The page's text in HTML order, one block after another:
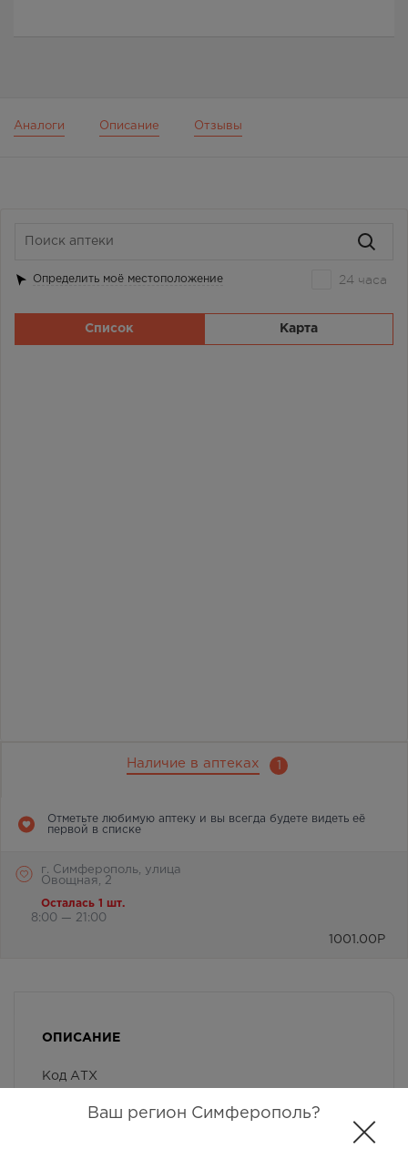
Ваш регион Симферополь?
Аналоги Описание Отзывы
Наличие в аптеках 1
Отметьте любимую аптеку и вы всегда будете видеть её
первой в списке
г. Симферополь, улица
Овощная, 2
Осталась 1 шт.
8:00 — 21:00
1001.00 Р
Определить моё местоположение 24 часа
Список Карта
ОПИСАНИЕ
Код АТХ
МНН / Группировочное наименование /